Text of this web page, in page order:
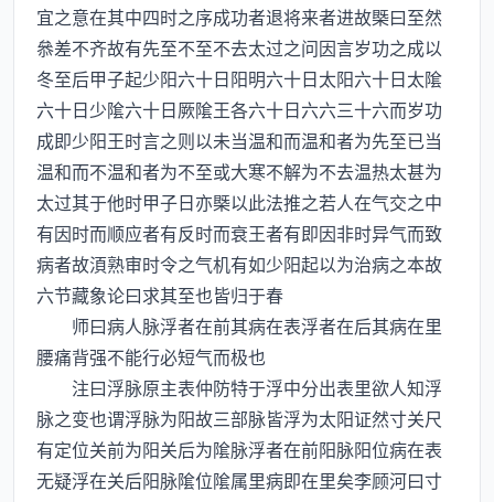
宜之意在其中四时之序成功者退将来者进故槩曰至然
叅差不齐故有先至不至不去太过之问因言岁功之成以
冬至后甲子起少阳六十日阳明六十日太阳六十日太隂
六十日少隂六十日厥隂王各六十日六六三十六而岁功
成即少阳王时言之则以未当温和而温和者为先至已当
温和而不温和者为不至或大寒不解为不去温热太甚为
太过其于他时甲子日亦槩以此法推之若人在气交之中
有因时而顺应者有反时而衰王者有即因非时异气而致
病者故湏熟审时令之气机有如少阳起以为治病之本故
六节藏象论曰求其至也皆归于春
师曰病人脉浮者在前其病在表浮者在后其病在里
腰痛背强不能行必短气而极也
注曰浮脉原主表仲防特于浮中分出表里欲人知浮
脉之变也谓浮脉为阳故三部脉皆浮为太阳证然寸关尺
有定位关前为阳关后为隂脉浮者在前阳脉阳位病在表
无疑浮在关后阳脉隂位隂属里病即在里矣李顾河曰寸